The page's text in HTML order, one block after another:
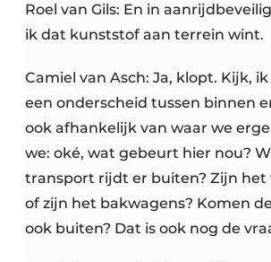
Roel van Gils: En in
ik dat kunststof aan terrein wint.
Camiel van Asch: Ja, klopt. Kijk,
een onderscheid tussen binnen
ook afhankelijk van waar we
we: oké, wat gebeurt hier nou?
transport rijdt er buiten? Zijn het
of zijn het bakwagens? Komen
ook buiten? Dat is ook nog de